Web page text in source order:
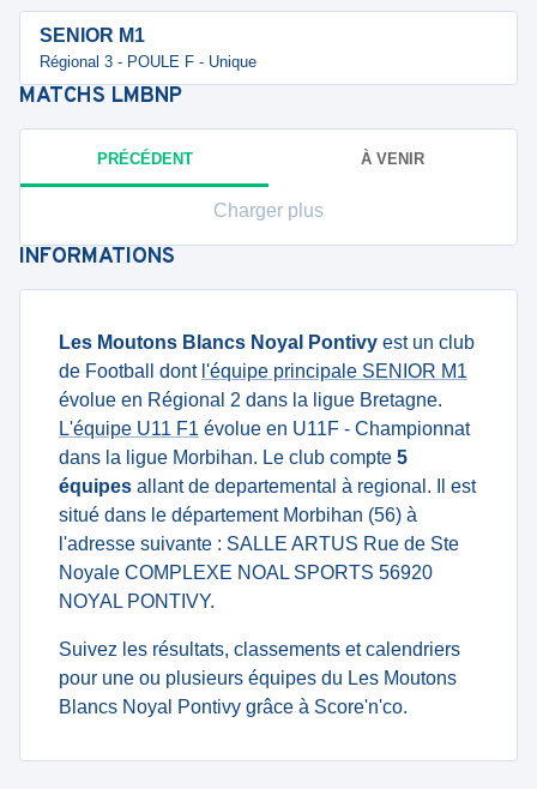
SENIOR M1
Régional 3 - POULE F - Unique
MATCHS LMBNP
PRÉCÉDENT À VENIR
Charger plus
INFORMATIONS
Les Moutons Blancs Noyal Pontivy est un club
de Football dont l'équipe principale SENIOR M1
évolue en Régional 2 dans la ligue Bretagne.
L'équipe U11 F1 évolue en U11F - Championnat
dans la ligue Morbihan. Le club compte 5
équipes allant de departemental à regional. Il est
situé dans le département Morbihan (56) à
l'adresse suivante : SALLE ARTUS Rue de Ste
Noyale COMPLEXE NOAL SPORTS 56920
NOYAL PONTIVY.
Suivez les résultats, classements et calendriers
pour une ou plusieurs équipes du Les Moutons
Blancs Noyal Pontivy grâce à Score'n'co.